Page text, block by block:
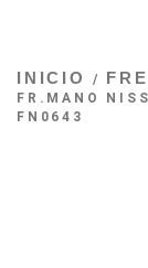
INICIO /
FR.MANO
FN0643